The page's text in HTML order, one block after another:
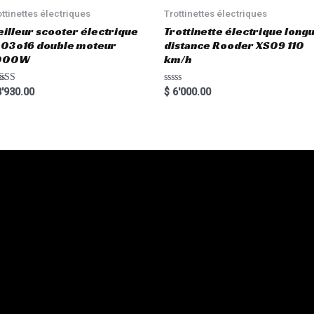
5
électriques
scooter électrique
double moteur
Trottinettes électriques
Trottinette électrique
distance Rooder XS09 110
km/h
R
a
$ 6'000.00